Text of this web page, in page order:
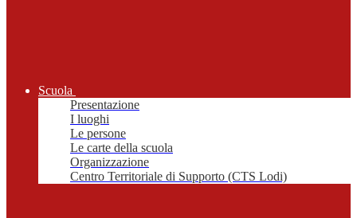
Scuola
Presentazione
I luoghi
Le persone
Le carte della scuola
Organizzazione
Centro Territoriale di Supporto (CTS Lodi)